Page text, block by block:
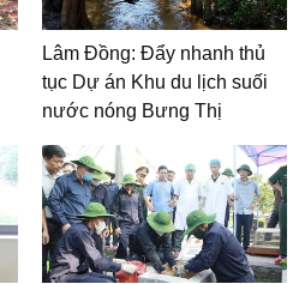
Lâm Đồng: Đẩy nhanh thủ
tục Dự án Khu du lịch suối
nước nóng Bưng Thị